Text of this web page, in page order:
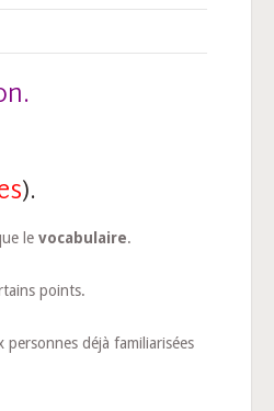
).
le vocabulaire.
points.
personnes déjà familiarisées